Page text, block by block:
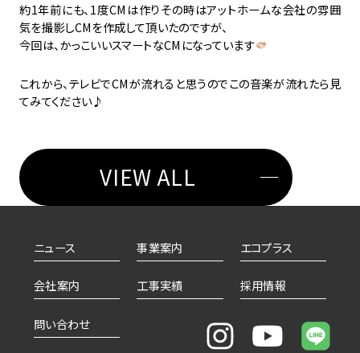
約1年前にも、1度CMは作りその時はアットホームな会社の雰囲
気を撮影しCMを作成して頂いたのですが、
今回は、かっこいいスマートなCMになっています
これから、テレビでCMが流れると思うのでこの音楽が流れたら見
てみてください♪
VIEW ALL
ニュース 事業案内 エコプラス
会社案内 工事実績 採用情報
問い合わせ